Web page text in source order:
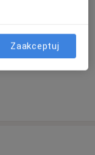
Zaakceptuj